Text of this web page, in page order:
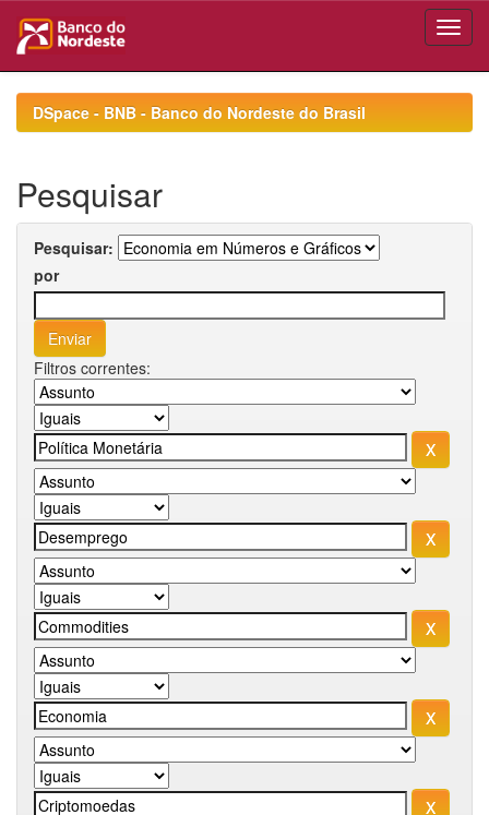
navigationDSpace - BNB - Banco do Nordeste do Brasil
Pesquisar
Pesquisar:
por
Filtros correntes: